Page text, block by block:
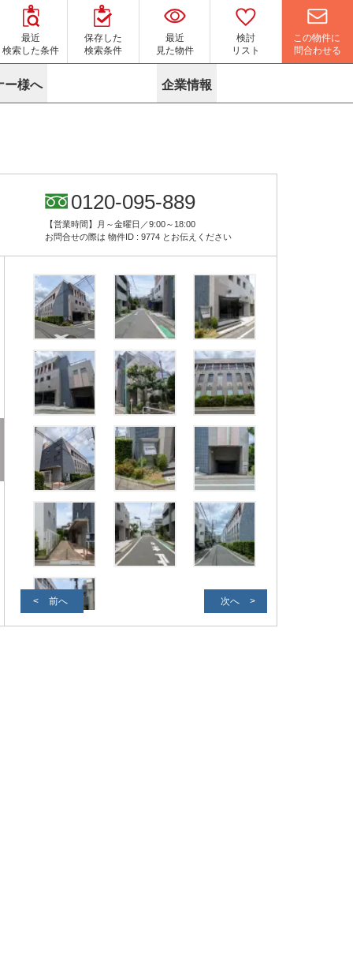
最近
検索した条件
保存した
検索条件
最近
見た物件
検討
リスト
この物件に
問合わせる
ックを探す
路線から探す
こだわりから探す
地図から探す
名古屋のクリニックを探す
み
ー様へ
蛍光灯の廃止に備えてLED化へ
企業情報
ベンチャー・フォーラム
0120-095-889
【営業時間】月～金曜日／9:00～18:00
お問合せの際は 物件ID : 9774 とお伝えください
前へ 次へ